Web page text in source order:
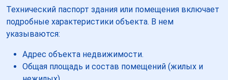
Технический паспорт здания или помещения включает
подробные характеристики объекта. В нем
указываются:
Адрес объекта недвижимости.
Общая площадь и состав помещений (жилых и